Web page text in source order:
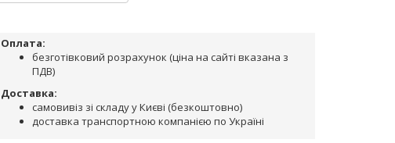
Оплата:
безготівковий розрахунок (ціна на сайті вказана з
ПДВ)
Доставка:
самовивіз зі складу у Києві (безкоштовно)
доставка транспортною компанією по Україні